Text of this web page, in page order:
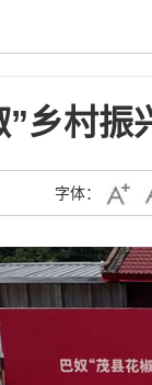
”乡村
字体：